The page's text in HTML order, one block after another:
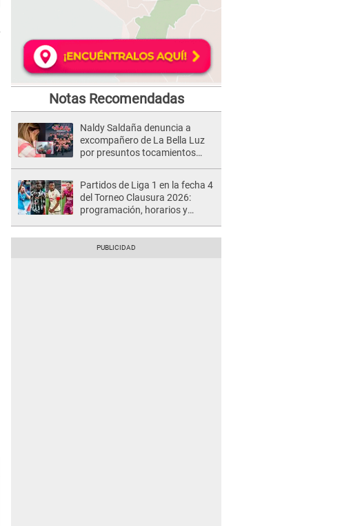
Notas Recomendadas
Naldy Saldaña denuncia a
excompañero de La Bella Luz
por presuntos tocamientos
Partidos de Liga 1 en la fecha 4
del Torneo Clausura 2026:
programación, horarios y